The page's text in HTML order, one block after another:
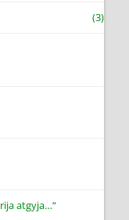
(3)
atgyja…“